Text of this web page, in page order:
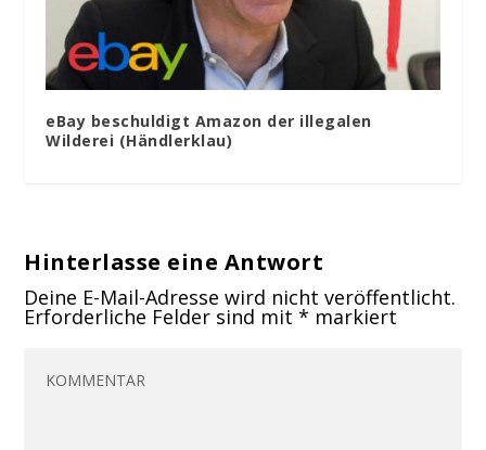
eBay beschuldigt Amazon der illegalen
Wilderei (Händlerklau)
Hinterlasse eine Antwort
Deine E-Mail-Adresse wird nicht veröffentlicht.
Erforderliche Felder sind mit* markiert